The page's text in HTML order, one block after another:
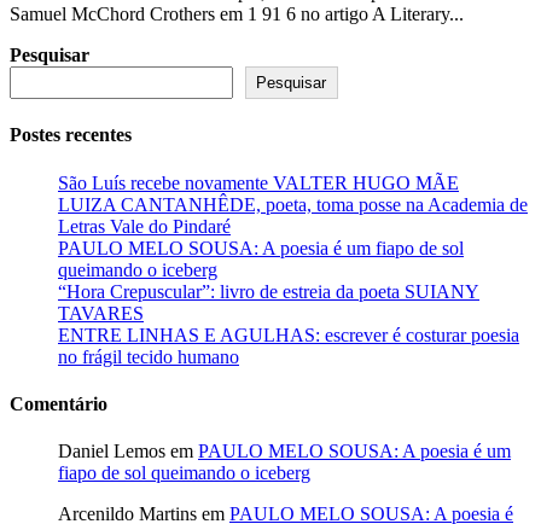
Samuel McChord Crothers em 1 91 6 no artigo A Literary...
Pesquisar
Pesquisar
Postes recentes
São Luís recebe novamente VALTER HUGO MÃE
LUIZA CANTANHÊDE, poeta, toma posse na Academia de
Letras Vale do Pindaré
PAULO MELO SOUSA: A poesia é um fiapo de sol
queimando o iceberg
“Hora Crepuscular”: livro de estreia da poeta SUIANY
TAVARES
ENTRE LINHAS E AGULHAS: escrever é costurar poesia
no frágil tecido humano
Comentário
Daniel Lemos em PAULO MELO SOUSA: A poesia é um
fiapo de sol queimando o iceberg
Arcenildo Martins em PAULO MELO SOUSA: A poesia é